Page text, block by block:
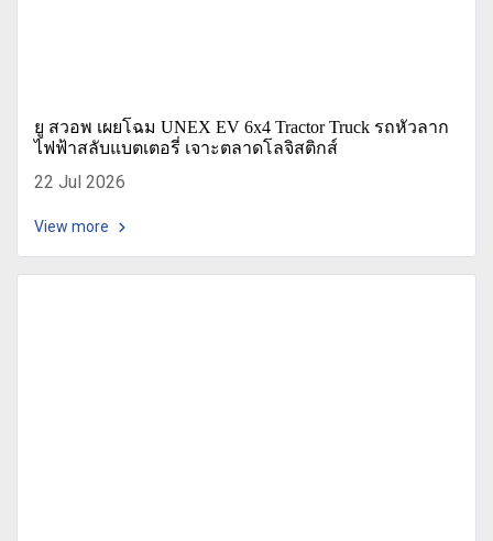
ยู สวอพ เผยโฉม UNEX EV 6x4 Tractor Truck รถหัวลาก
ไฟฟ้าสลับแบตเตอรี่ เจาะตลาดโลจิสติกส์
22 Jul 2026
View more